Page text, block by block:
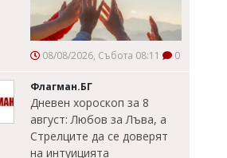
08/08/2026, Събота 08:11 0
Флагман.БГ
Дневен хороскоп за 8
август: Любов за Лъва, а
Стрелците да се доверят
на интуицията